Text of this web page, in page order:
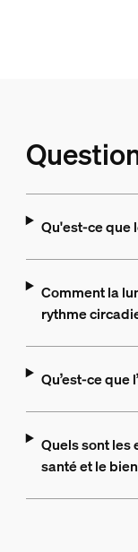
Qu'est-ce que
Comment la
rythme
Qu’est-ce que
Quels sont les
santé et le